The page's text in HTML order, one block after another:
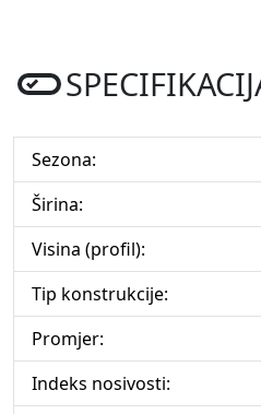
Sezona:
Širina:
Visina (profil):
Tip konstrukcije:
Promjer:
Indeks nosivosti: